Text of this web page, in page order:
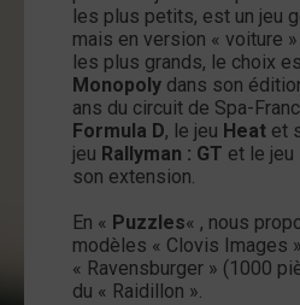
les plus petits, est un jeu
mais en version « voiture
les plus grands, le choix
Monopoly dans son
ans du circuit de Spa-
Formula D, le jeu Heat et
jeu Rallyman : GT et le jeu
son extension.
En « Puzzles« , nous
modèles « Clovis Images
« Ravensburger » (1000
du « Raidillon ».